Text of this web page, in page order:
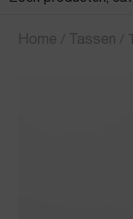
Home / Tassen /